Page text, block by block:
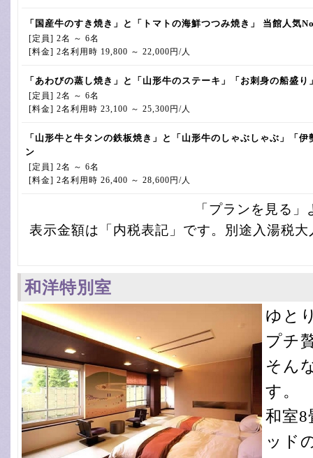
「国産牛のすき焼き」と「トマトの海鮮つつみ焼き」 当館人気
[定員] 2名 ～ 6名
[料金] 2名利用時 19,800 ～ 22,000円/人
「あわびの蒸し焼き」と「山形牛のステーキ」「お刺身の船盛
[定員] 2名 ～ 6名
[料金] 2名利用時 23,100 ～ 25,300円/人
「山形牛と牛タンの鉄板焼き」と「山形牛のしゃぶしゃぶ」「
ン
[定員] 2名 ～ 6名
[料金] 2名利用時 26,400 ～ 28,600円/人
「プランを見る
表示金額は「内税表記」です。別途入湯税
和洋特別室
ゆと
プチ
そん
す。
和室
ッド